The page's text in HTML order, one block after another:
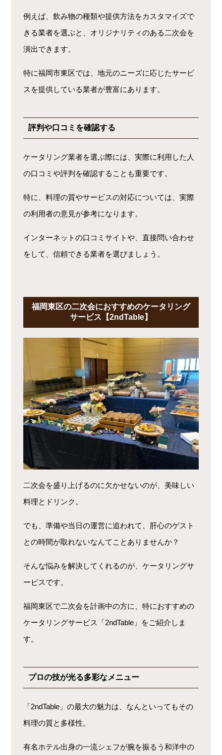
例えば、飲み物の種類や提供方法をカスタマイズで
きる業者を選ぶと、オリジナリティのある二次会を
演出できます。
特に福岡市東区では、地元のニーズに応じたサービ
スを提供している業者が豊富にあります。
評判や口コミを確認する
ケータリング業者を選ぶ際には、実際に利用した人
の口コミや評判を確認することも重要です。
特に、料理の質やサービスの対応については、実際
の利用者の意見が参考になります。
インターネットの口コミサイトや、直接問い合わせ
をして、信頼できる業者を選びましょう。
福岡東区の二次会におすすめのケータリング
サービス【2ndTable】
二次会を盛り上げるのに欠かせないのが、美味しい
料理とドリンク。
でも、準備や当日の運営に追われて、肝心のゲスト
との時間が取れないなんてことありませんか？
そんな悩みを解決してくれるのが、ケータリングサ
ービスです。
福岡東区で二次会を計画中の方に、特におすすめの
ケータリングサービス「2ndTable」をご紹介しま
す。
プロの技が光る多彩なメニュー
「2ndTable」の最大の魅力は、なんといってもその
料理の質と多様性。
有名ホテル出身の一流シェフが腕を振るう和洋中の